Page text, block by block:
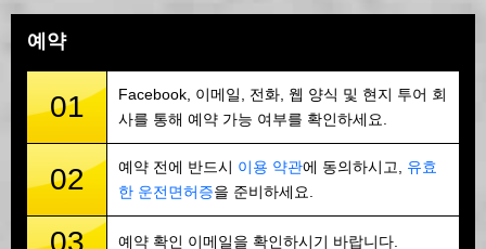
예약
01
Facebook, 이메일, 전화, 웹 양식 및 현지 투어 회
사를 통해 예약 가능 여부를 확인하세요.
02 예약 전에 반드시 이용 약관에 동의하시고, 유효
한 운전면허증을 준비하세요.
예약 확인 이메일을 확인하시기 바랍니다.